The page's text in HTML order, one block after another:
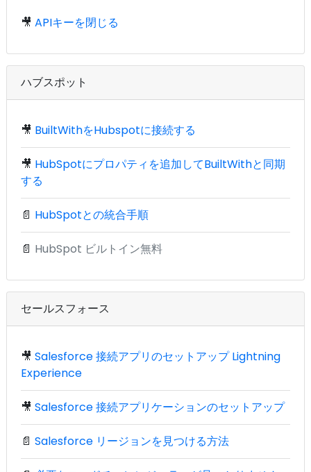
🎥 APIキーを閉じる
ハブスポット
🎥 BuiltWithをHubspotに接続する
🎥 HubSpotにプロパティを追加してBuiltWithと同期
する
📄 HubSpotとの統合手順
📄 HubSpot ビルトイン無料
セールスフォース
🎥 Salesforce 接続アプリのセットアップ Lightning
Experience
🎥 Salesforce 接続アプリケーションのセットアップ
📄 Salesforce リージョンを見つける方法